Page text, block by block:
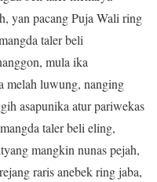
yan pacang Puja Wali ring
taler beli
mula ika
melah luwung, nanging
asapunika atur pariwekas
taler beli eling,
mangkin nunas pejah,
raris anebek ring jaba,